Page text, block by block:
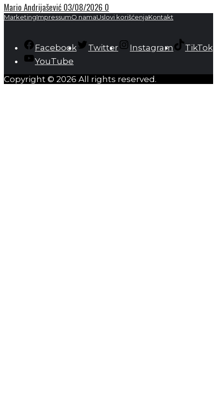
Mario Andrijašević 03/08/2026 0
MarketingImpressumO namaUslovi korišćenjaKontakt
Facebook Twitter Instagram
TikTok
YouTube
Copyright © 2026 All rights reserved.